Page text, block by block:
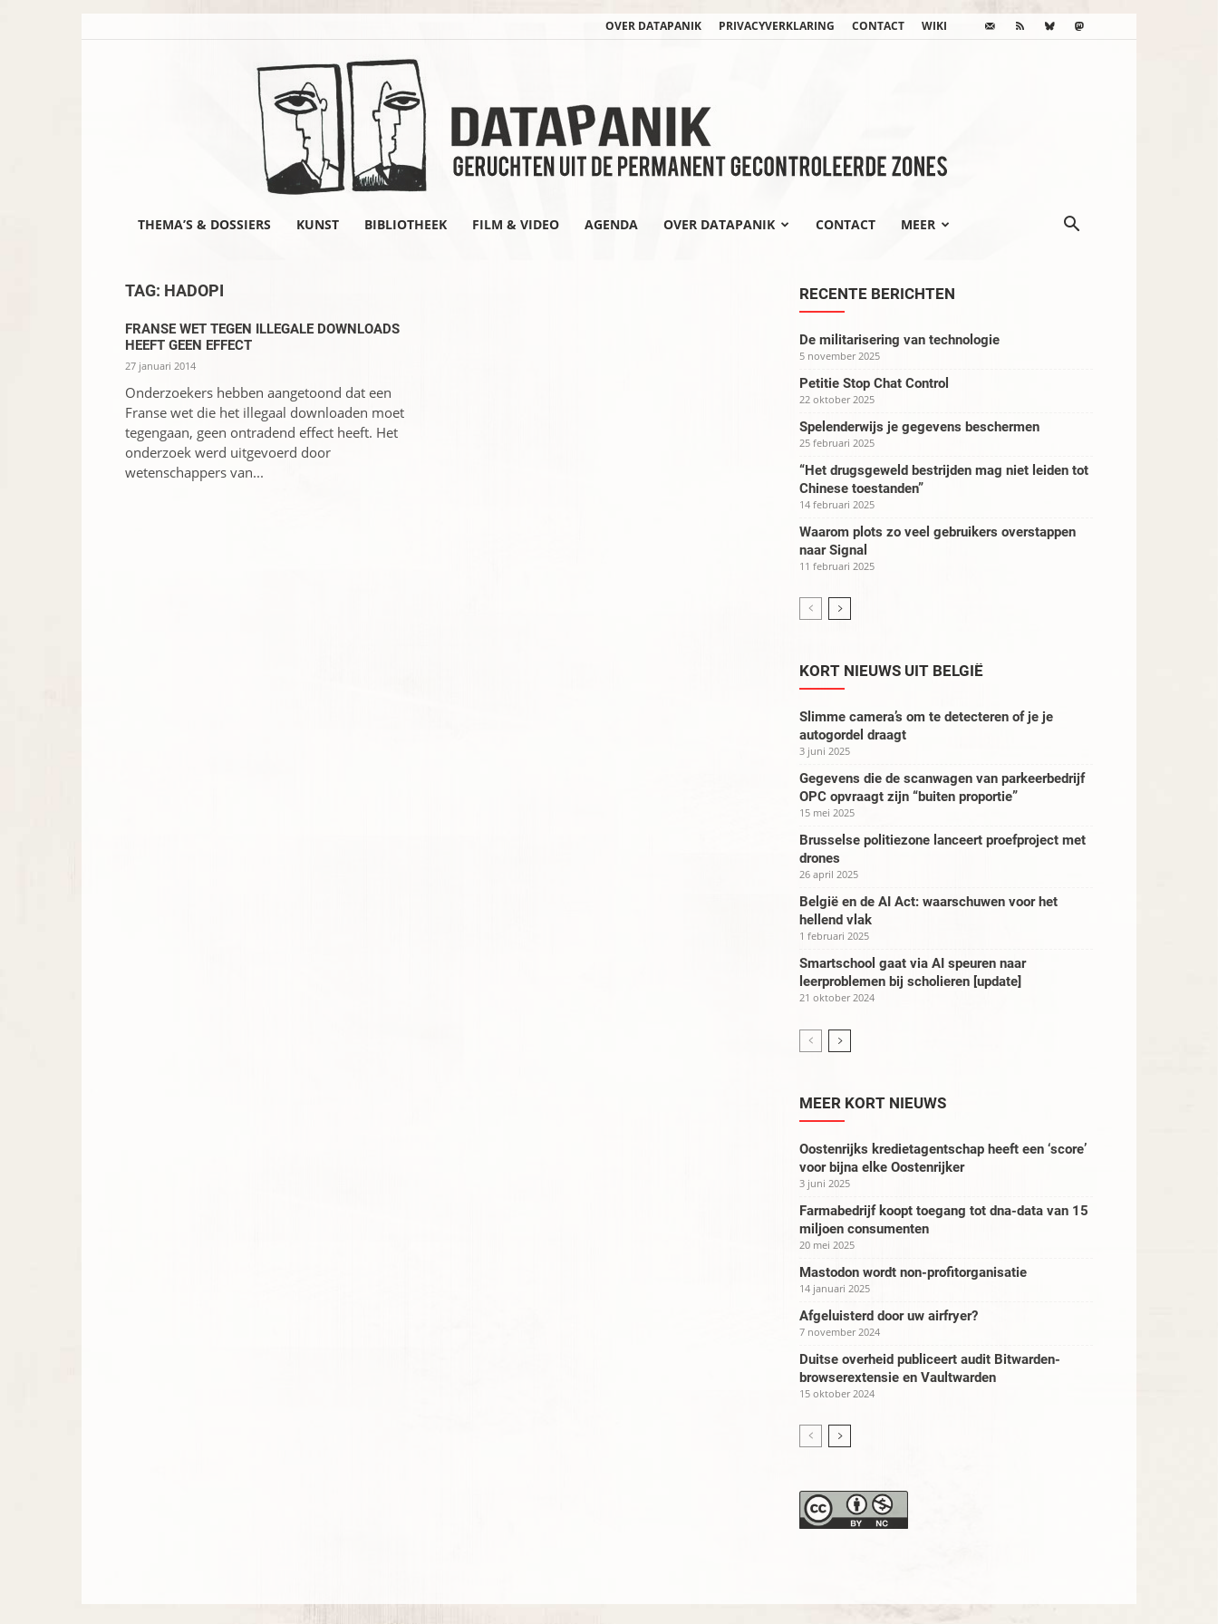
OVER DATAPANIK PRIVACYVERKLARING CONTACT WIKI
THEMA’S & DOSSIERS KUNST BIBLIOTHEEK FILM & VIDEO AGENDA OVER DATAPANIK CONTACT MEER
TAG: HADOPI
FRANSE WET TEGEN ILLEGALE DOWNLOADS
HEEFT GEEN EFFECT
27 januari 2014
Onderzoekers hebben aangetoond dat een
Franse wet die het illegaal downloaden moet
tegengaan, geen ontradend effect heeft. Het
onderzoek werd uitgevoerd door
wetenschappers van...
RECENTE BERICHTEN
De militarisering van technologie
5 november 2025
Petitie Stop Chat Control
22 oktober 2025
Spelenderwijs je gegevens beschermen
25 februari 2025
“Het drugsgeweld bestrijden mag niet leiden tot
Chinese toestanden”
14 februari 2025
Waarom plots zo veel gebruikers overstappen
naar Signal
11 februari 2025
KORT NIEUWS UIT BELGIË
Slimme camera’s om te detecteren of je je
autogordel draagt
3 juni 2025
Gegevens die de scanwagen van parkeerbedrijf
OPC opvraagt zijn “buiten proportie”
15 mei 2025
Brusselse politiezone lanceert proefproject met
drones
26 april 2025
België en de AI Act: waarschuwen voor het
hellend vlak
1 februari 2025
Smartschool gaat via AI speuren naar
leerproblemen bij scholieren [update]
21 oktober 2024
MEER KORT NIEUWS
Oostenrijks kredietagentschap heeft een ‘score’
voor bijna elke Oostenrijker
3 juni 2025
Farmabedrijf koopt toegang tot dna-data van 15
miljoen consumenten
20 mei 2025
Mastodon wordt non-profitorganisatie
14 januari 2025
Afgeluisterd door uw airfryer?
7 november 2024
Duitse overheid publiceert audit Bitwarden-
browserextensie en Vaultwarden
15 oktober 2024